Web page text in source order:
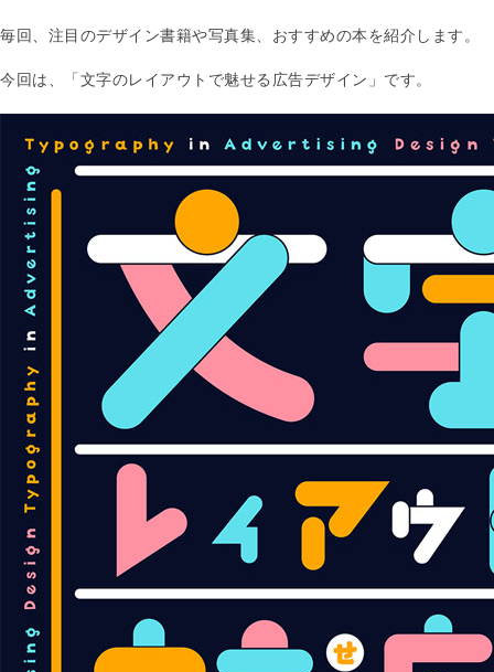
毎回、注目のデザイン書籍や写真集、おすすめの本を紹介します。
今回は、「文字のレイアウトで魅せる広告デザイン」です。